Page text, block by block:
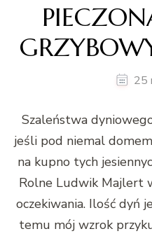
25
Szaleństwa
jeśli pod niemal
na kupno tych
Rolne Ludwik Majlert
oczekiwania. Ilość dyń
temu mój wzrok